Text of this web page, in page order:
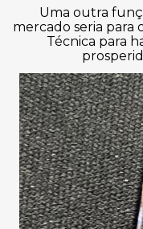
Uma outra
mercado seria para
Técnica para